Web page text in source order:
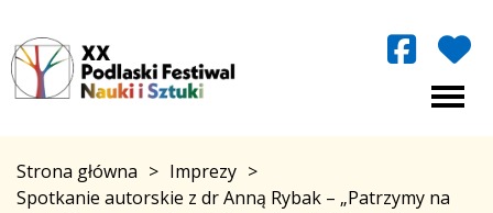
Strona główna > Imprezy >
Spotkanie autorskie z dr Anną Rybak – „Patrzymy na